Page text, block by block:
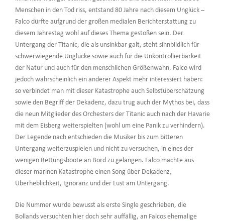
Menschen in den Tod riss, entstand 80 Jahre nach diesem Unglück –
Falco dürfte aufgrund der großen medialen Berichterstattung zu
diesem Jahrestag wohl auf dieses Thema gestoßen sein. Der
Untergang der Titanic, die als unsinkbar galt, steht sinnbildlich für
schwerwiegende Unglücke sowie auch für die Unkontrollierbarkeit
der Natur und auch für den menschlichen Größenwahn. Falco wird
jedoch wahrscheinlich ein anderer Aspekt mehr interessiert haben:
so verbindet man mit dieser Katastrophe auch Selbstüberschätzung
sowie den Begriff der Dekadenz, dazu trug auch der Mythos bei, dass
die neun Mitglieder des Orchesters der Titanic auch nach der Havarie
mit dem Eisberg weiterspielten (wohl um eine Panik zu verhindern).
Der Legende nach entschieden die Musiker bis zum bitteren
Untergang weiterzuspielen und nicht zu versuchen, in eines der
wenigen Rettungsboote an Bord zu gelangen. Falco machte aus
dieser marinen Katastrophe einen Song über Dekadenz,
Überheblichkeit, Ignoranz und der Lust am Untergang.
Die Nummer wurde bewusst als erste Single geschrieben, die
Bollands versuchten hier doch sehr auffällig, an Falcos ehemalige